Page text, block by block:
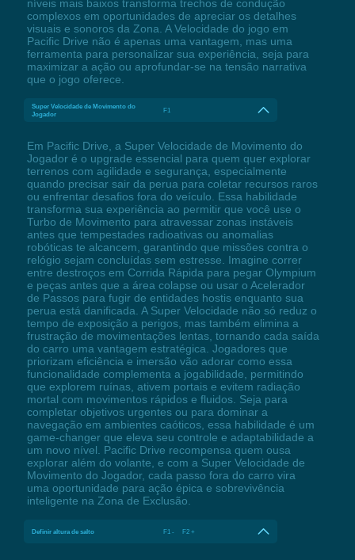
níveis mais baixos transforma trechos de condução
complexos em oportunidades de apreciar os detalhes
visuais e sonoros da Zona. A Velocidade do jogo em
Pacific Drive não é apenas uma vantagem, mas uma
ferramenta para personalizar sua experiência, seja para
maximizar a ação ou aprofundar-se na tensão narrativa
que o jogo oferece.
Super Velocidade de Movimento do
Jogador
F1
Em Pacific Drive, a Super Velocidade de Movimento do
Jogador é o upgrade essencial para quem quer explorar
terrenos com agilidade e segurança, especialmente
quando precisar sair da perua para coletar recursos raros
ou enfrentar desafios fora do veículo. Essa habilidade
transforma sua experiência ao permitir que você use o
Turbo de Movimento para atravessar zonas instáveis
antes que tempestades radioativas ou anomalias
robóticas te alcancem, garantindo que missões contra o
relógio sejam concluídas sem estresse. Imagine correr
entre destroços em Corrida Rápida para pegar Olympium
e peças antes que a área colapse ou usar o Acelerador
de Passos para fugir de entidades hostis enquanto sua
perua está danificada. A Super Velocidade não só reduz o
tempo de exposição a perigos, mas também elimina a
frustração de movimentações lentas, tornando cada saída
do carro uma vantagem estratégica. Jogadores que
priorizam eficiência e imersão vão adorar como essa
funcionalidade complementa a jogabilidade, permitindo
que explorem ruínas, ativem portais e evitem radiação
mortal com movimentos rápidos e fluidos. Seja para
completar objetivos urgentes ou para dominar a
navegação em ambientes caóticos, essa habilidade é um
game-changer que eleva seu controle e adaptabilidade a
um novo nível. Pacific Drive recompensa quem ousa
explorar além do volante, e com a Super Velocidade de
Movimento do Jogador, cada passo fora do carro vira
uma oportunidade para ação épica e sobrevivência
inteligente na Zona de Exclusão.
Definir altura de salto F1 - F2 +